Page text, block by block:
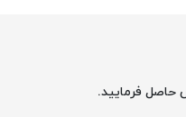
حاصل فرمایید.